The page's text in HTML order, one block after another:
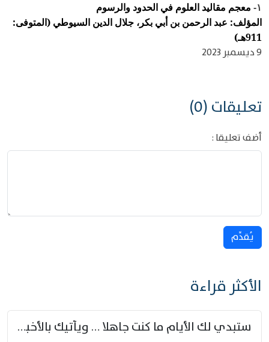
١-
معجم مقاليد العلوم في الحدود والرسوم
المؤلف: عبد الرحمن بن أبي بكر، جلال الدين السيوطي (المتوفى:
911هـ)
9 ديسمبر 2023
تعليقات (0)
أضف تعليقا :
يُقدِّم
الأكثر قراءة
ستبدي لك الأيام ما كنت جاهلا … ويأتيك بالأخبار من لم تزوّد